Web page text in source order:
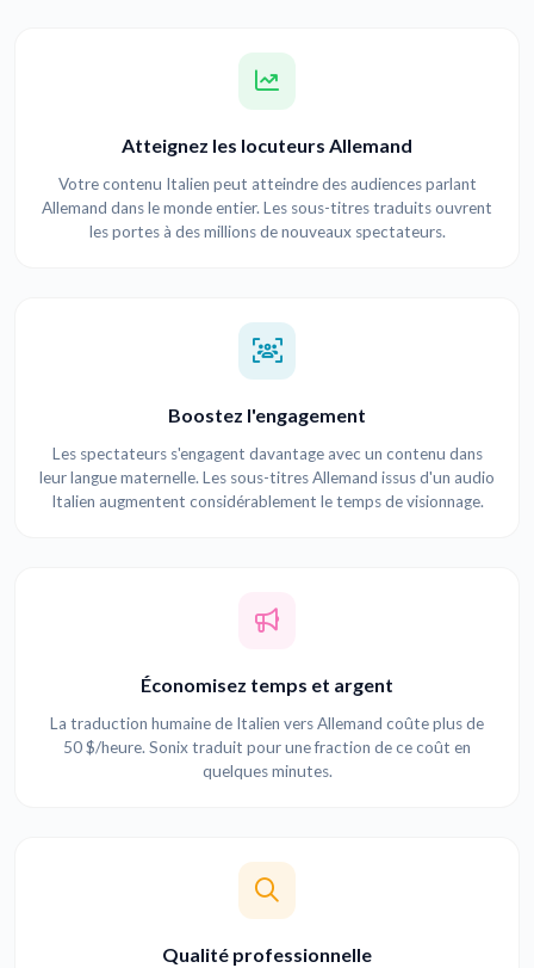
Atteignez les locuteurs Allemand
Votre contenu Italien peut atteindre des audiences parlant
Allemand dans le monde entier. Les sous-titres traduits ouvrent
les portes à des millions de nouveaux spectateurs.
Boostez l'engagement
Les spectateurs s'engagent davantage avec un contenu dans
leur langue maternelle. Les sous-titres Allemand issus d'un audio
Italien augmentent considérablement le temps de visionnage.
Économisez temps et argent
La traduction humaine de Italien vers Allemand coûte plus de
50 $/heure. Sonix traduit pour une fraction de ce coût en
quelques minutes.
Qualité professionnelle